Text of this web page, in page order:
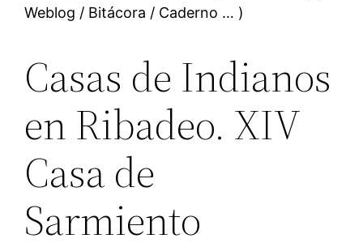
Weblog / Bitácora / Caderno … )
Casas de Indianos
en Ribadeo. XIV
Casa de
Sarmiento